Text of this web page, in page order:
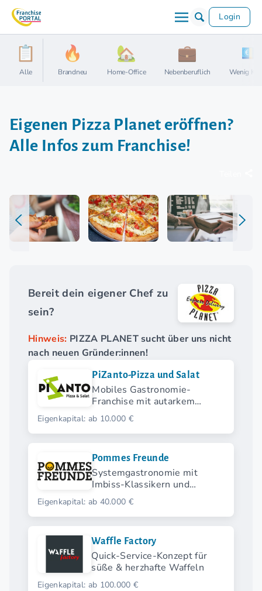
Login
Alle Brandneu Home-Office Nebenberuflich Wenig
Eigenen Pizza Planet eröffnen?
Alle Infos zum Franchise!
Bereit dein eigener Chef zu
sein?
Hinweis: PIZZA PLANET sucht über uns nicht
nach neuen Gründer:innen!
PiZanto-Pizza und Salat
Mobiles Gastronomie-
Franchise mit autarkem
Verkaufsanhänger für Pizza
und Salat
Eigenkapital: ab 10.000 €
Pommes Freunde
Systemgastronomie mit
Imbiss-Klassikern und
modernen Streetfood-
Highlights.
Eigenkapital: ab 40.000 €
Waffle Factory
Quick-Service-Konzept für
süße & herzhafte Waffeln
Eigenkapital: ab 100.000 €